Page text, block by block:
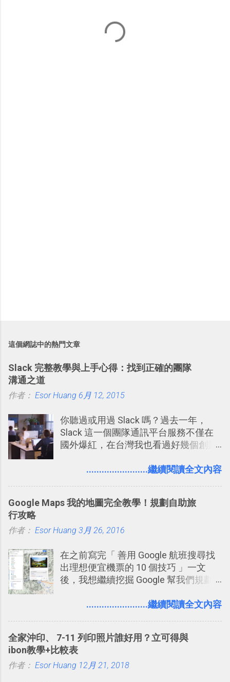
這個網誌中的熱門文章
Slack 完整教學與上手心得：找到正確的團隊
溝通之道
作者： Esor Huang 6月 12, 2015
你聽過或用過 Slack 嗎？過去一年，
Slack 這一個團隊通訊平台服務不僅在
國外爆紅，在台灣我也看過好幾個創業
理，到底 Slack 有什麼魅力？它是不是
有機會在一個專案合作中使用了 Slack
點： 1. 「 很有趣 」： Slack 裡擁有跟
聊天打屁、傳送有趣影音圖文的功能。
2. 「 有效率 」：但是 Slack 的頻道、群
組機制讓茶水間的聊天，不會干擾工作
事可以從聊天中記錄重點。 3. 「 有彈性
的軟體則讓同事可以在任何地方和公司
保持聯繫。 如果你需要中文版的同類平
台，可以參考： JANDI 高效率團隊通訊
........................繼續閱讀全文內容
Google Maps 我的地圖完全教學！規劃自助旅
行攻略
作者： Esor Huang 3月 26, 2016
在之前寫完「 善用 Google 航班搜尋找
出理想便宜機票的 10 個技巧 」一文
後，我想繼續挖掘 Google 幫我們規劃
入的來聊聊 Google 的「我的地圖」服
線，對商務需求來說可以打造出一張一
張資料地圖（例如我之前在製作一本新
書時建立的「 台灣推薦空拍地點地圖
........................繼續閱讀全文內容
全家沖印、 7-11 列印照片誰好用？立可得與
ibon教學+比較表
作者： Esor Huang 12月 21, 2018